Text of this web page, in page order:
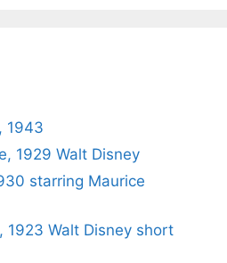
1943
1929 Walt Disney
starring Maurice
1923 Walt Disney short